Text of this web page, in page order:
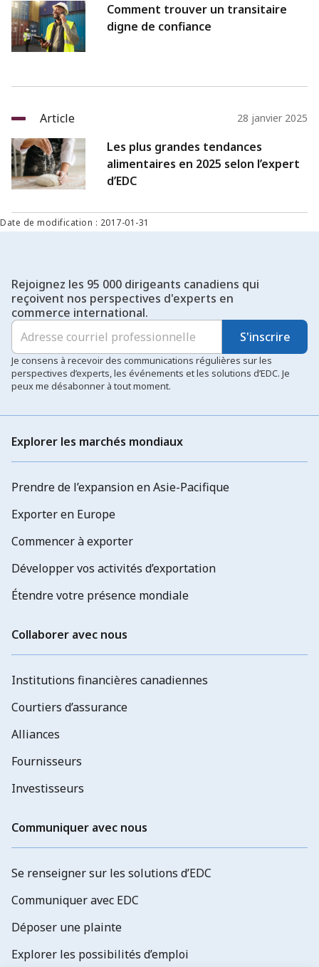
Comment trouver un transitaire
digne de confiance
Article 28 janvier 2025
Les plus grandes tendances
alimentaires en 2025 selon l’expert
d’EDC
Date de modification : 2017-01-31
Rejoignez les 95 000 dirigeants canadiens qui
reçoivent nos perspectives d'experts en
commerce international.
S'inscrire
Je consens à recevoir des communications régulières sur les
perspectives d’experts, les événements et les solutions d’EDC. Je
peux me désabonner à tout moment.
Explorer les marchés mondiaux
Prendre de l’expansion en Asie-Pacifique
Exporter en Europe
Commencer à exporter
Développer vos activités d’exportation
Étendre votre présence mondiale
Collaborer avec nous
Institutions financières canadiennes
Courtiers d’assurance
Alliances
Fournisseurs
Investisseurs
Communiquer avec nous
Se renseigner sur les solutions d’EDC
Communiquer avec EDC
Déposer une plainte
Explorer les possibilités d’emploi